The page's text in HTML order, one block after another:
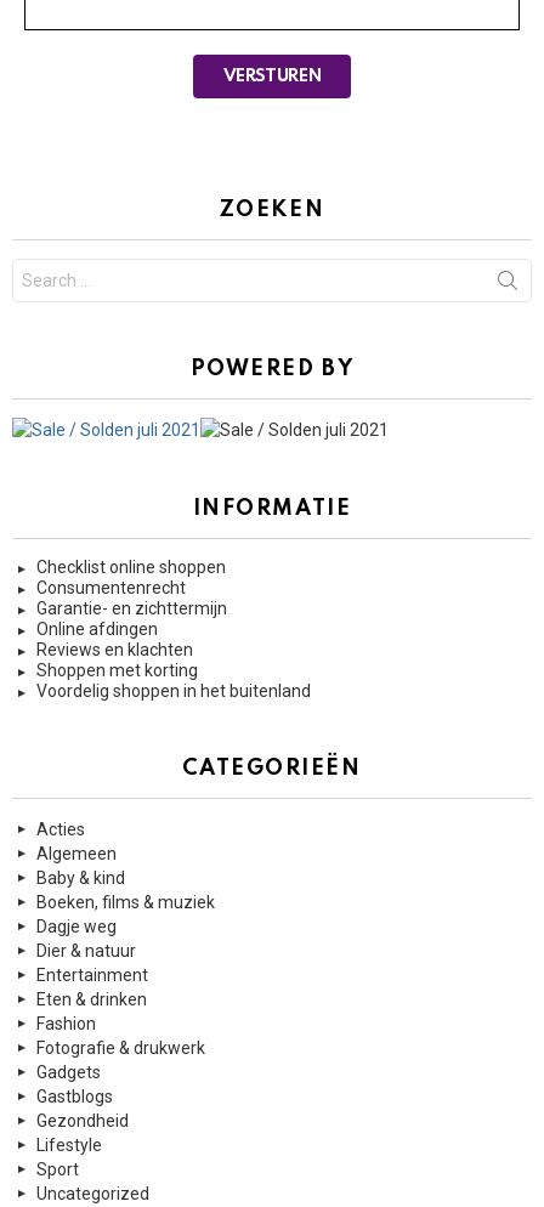
ZOEKEN
for:
POWERED BY
INFORMATIE
Checklist online shoppen
Consumentenrecht
Garantie- en zichttermijn
Online afdingen
Reviews en klachten
Shoppen met korting
Voordelig shoppen in het buitenland
CATEGORIEËN
Acties
Algemeen
Baby & kind
Boeken, films & muziek
Dagje weg
Dier & natuur
Entertainment
Eten & drinken
Fashion
Fotografie & drukwerk
Gadgets
Gastblogs
Gezondheid
Lifestyle
Sport
Uncategorized